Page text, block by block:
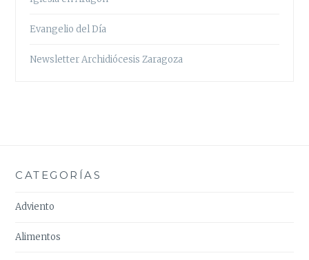
Evangelio del Día
Newsletter Archidiócesis Zaragoza
CATEGORÍAS
Adviento
Alimentos